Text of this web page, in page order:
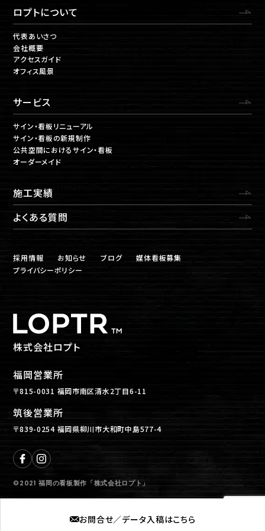
お問合せ／データ入稿はこちら
ロプトについて
代表あいさつ
会社概要
アクセスガイド
オフィス風景
サービス
サイン・看板リニューアル
サイン・看板の新規制作
公共空間におけるサイン・看板
オーダーメイド
施工実績
よくある質問
採用情報 お知らせ ブログ
媒体看板募集
プライバシーポリシー
株式会社ロプト
福岡営業所
〒815-0031 福岡市南区清水2丁目6-11
筑後営業所
〒839-0254 福岡県柳川市大和町中島577-4
©2021 福岡の看板製作「株式会社ロプト」